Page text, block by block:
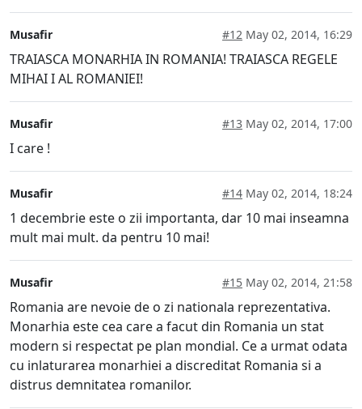
Musafir #12 May 02, 2014, 16:29
TRAIASCA MONARHIA IN ROMANIA! TRAIASCA REGELE
MIHAI I AL ROMANIEI!
Musafir #13 May 02, 2014, 17:00
I care !
Musafir #14 May 02, 2014, 18:24
1 decembrie este o zii importanta, dar 10 mai inseamna
mult mai mult. da pentru 10 mai!
Musafir #15 May 02, 2014, 21:58
Romania are nevoie de o zi nationala reprezentativa.
Monarhia este cea care a facut din Romania un stat
modern si respectat pe plan mondial. Ce a urmat odata
cu inlaturarea monarhiei a discreditat Romania si a
distrus demnitatea romanilor.